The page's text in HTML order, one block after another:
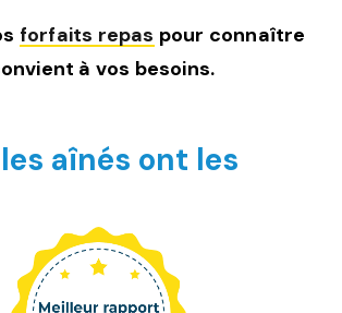
forfaits repas pour connaître
à vos besoins.
aînés ont les